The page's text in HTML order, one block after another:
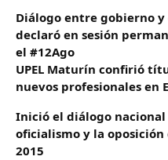
Diálogo entre gobierno y
declaró en sesión
el #12Ago
UPEL Maturín confirió
nuevos profesionales en
Inició el diálogo
oficialismo y la oposición
2015